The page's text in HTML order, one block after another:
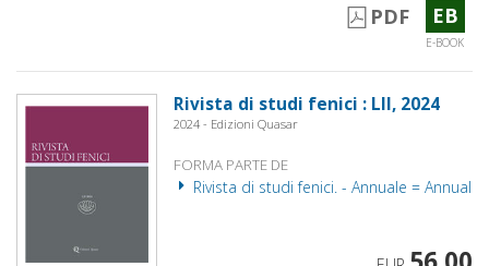
PDF EB
E-BOOK
Rivista di studi fenici : LII, 2024
2024 - Edizioni Quasar
FORMA PARTE DE
Rivista di studi fenici. - Annuale = Annual